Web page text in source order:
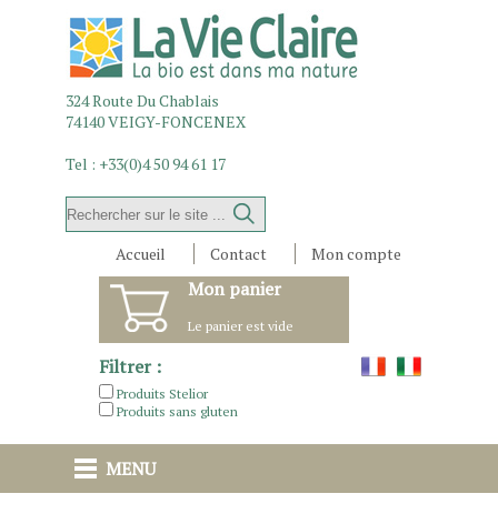
324 Route Du Chablais
74140VEIGY-FONCENEX
Tel : +33(0)4 50 94 61 17
Accueil Contact Mon compte
Mon panier
Le panier est vide
Filtrer :
Produits Stelior
Produits sans gluten
MENU